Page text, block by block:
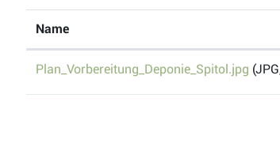
Name
Plan_Vorbereitung_Deponie_Spitol.jpg